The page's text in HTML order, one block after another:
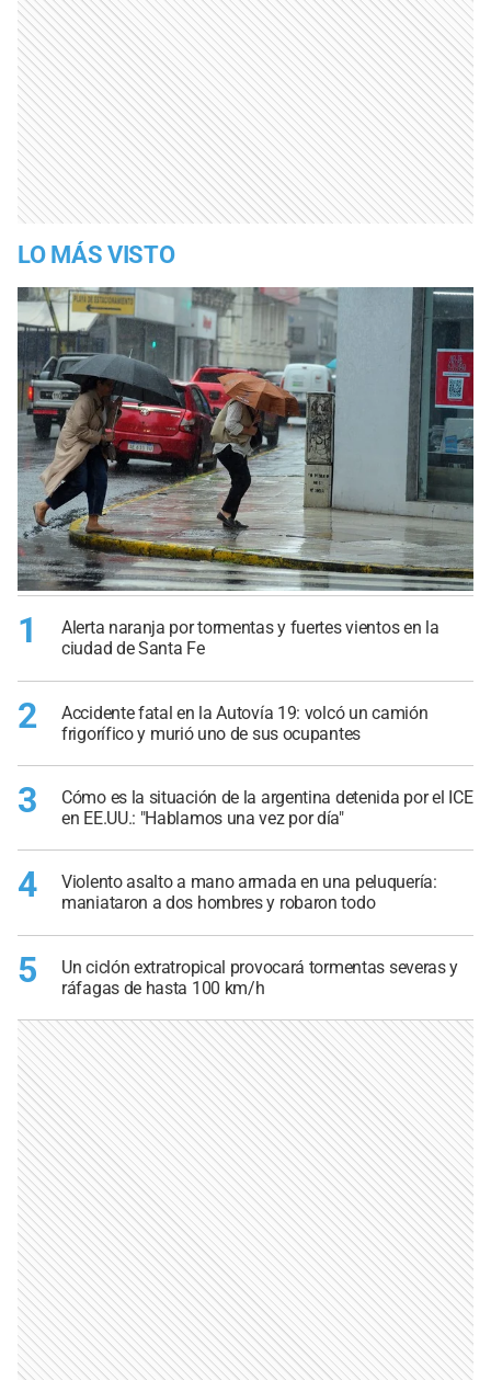
LO MÁS VISTO
1
Alerta naranja por tormentas y fuertes vientos en la
ciudad de Santa Fe
2
Accidente fatal en la Autovía 19: volcó un camión
frigorífico y murió uno de sus ocupantes
3
Cómo es la situación de la argentina detenida por el ICE
en EE.UU.: "Hablamos una vez por día"
4
Violento asalto a mano armada en una peluquería:
maniataron a dos hombres y robaron todo
5
Un ciclón extratropical provocará tormentas severas y
ráfagas de hasta 100 km/h